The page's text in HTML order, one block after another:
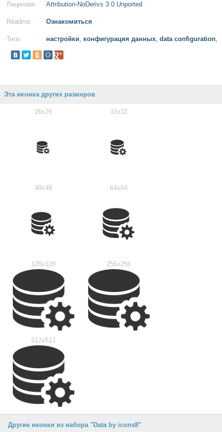
Лицензия: Attribution-NoDerivs 3.0 Unported
Readme: Ознакомиться
Теги: настройки, конфигурация данных, data configuration,
Эта иконка других размеров
26x26 32x32
48x48 64x64
128x128 256x256
512x512
Другие иконки из набора "Data by icons8"